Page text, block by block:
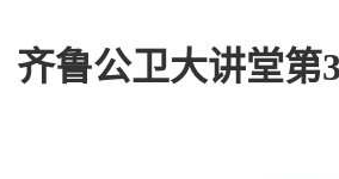
齐鲁公卫大讲堂